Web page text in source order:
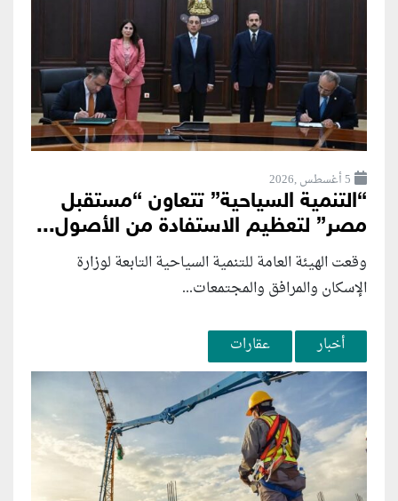
5 أغسطس ,2026
“التنمية السياحية” تتعاون “مستقبل
مصر” لتعظيم الاستفادة من الأصول...
وقعت الهيئة العامة للتنمية السياحية التابعة لوزارة
الإسكان والمرافق والمجتمعات...
أخبار عقارات